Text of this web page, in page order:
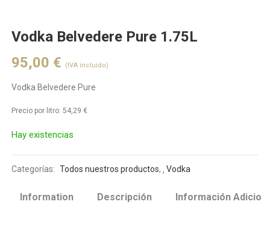
Vodka Belvedere Pure 1.75L
95,00 € (IVA incluido)
Vodka Belvedere Pure
Precio por litro:54,29 €
Hay existencias
Categorías: Todos nuestros productos, Vodka
Information Descripción Información